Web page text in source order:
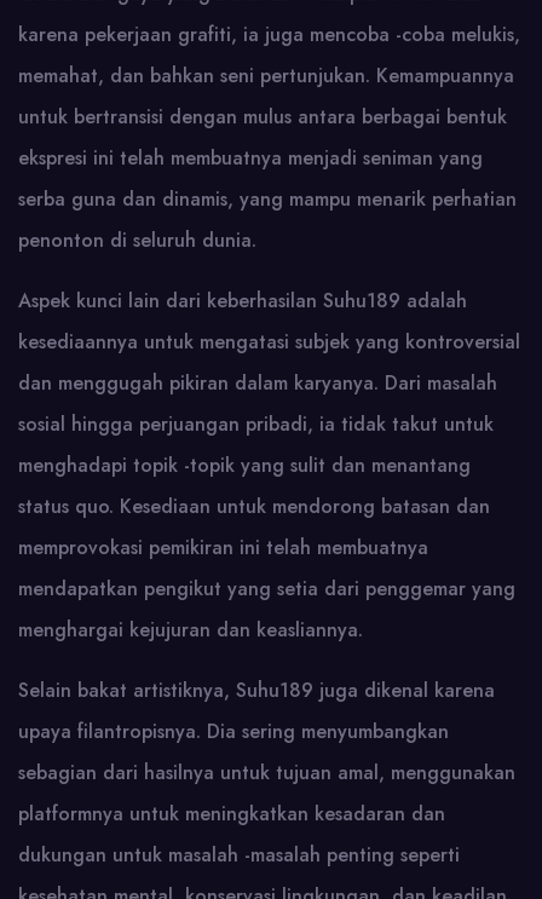
karena pekerjaan grafiti, ia juga mencoba -coba melukis,
memahat, dan bahkan seni pertunjukan. Kemampuannya
untuk bertransisi dengan mulus antara berbagai bentuk
ekspresi ini telah membuatnya menjadi seniman yang
serba guna dan dinamis, yang mampu menarik perhatian
penonton di seluruh dunia.
Aspek kunci lain dari keberhasilan Suhu189 adalah
kesediaannya untuk mengatasi subjek yang kontroversial
dan menggugah pikiran dalam karyanya. Dari masalah
sosial hingga perjuangan pribadi, ia tidak takut untuk
menghadapi topik -topik yang sulit dan menantang
status quo. Kesediaan untuk mendorong batasan dan
memprovokasi pemikiran ini telah membuatnya
mendapatkan pengikut yang setia dari penggemar yang
menghargai kejujuran dan keasliannya.
Selain bakat artistiknya, Suhu189 juga dikenal karena
upaya filantropisnya. Dia sering menyumbangkan
sebagian dari hasilnya untuk tujuan amal, menggunakan
platformnya untuk meningkatkan kesadaran dan
dukungan untuk masalah -masalah penting seperti